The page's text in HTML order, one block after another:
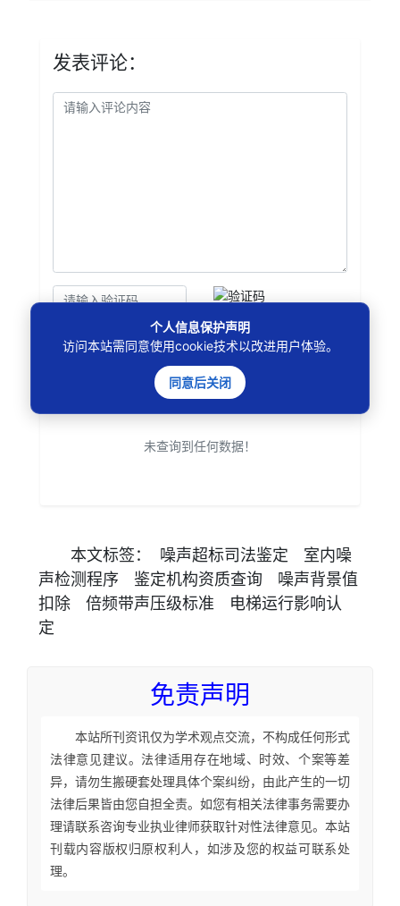
发表评论：
提交评论
未查询到任何数据！
本文标签： 噪声超标司法鉴定
室内噪
声检测程序
鉴定机构资质查询
噪声背景值
扣除
倍频带声压级标准
电梯运行影响认
定
免责声明
本站所刊资讯仅为学术观点交流，不构成任何形式
法律意见建议。法律适用存在地域、时效、个案等差
异，请勿生搬硬套处理具体个案纠纷，由此产生的一切
法律后果皆由您自担全责。如您有相关法律事务需要办
理请联系咨询专业执业律师获取针对性法律意见。本站
刊载内容版权归原权利人，如涉及您的权益可联系处
理。
个人信息保护声明
访问本站需同意使用cookie技术以改进用户体验。
同意后关闭